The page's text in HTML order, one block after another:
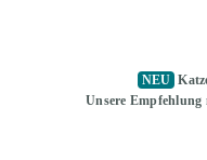
NEU
Unsere Empfehlung